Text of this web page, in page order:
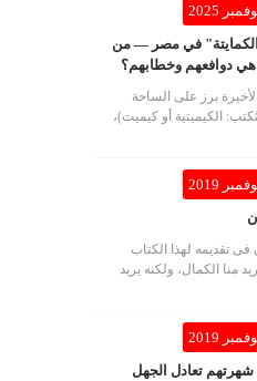
في مصر — من
دوافعهم وخطابهم؟
برز على الساحة
الكيميتية أو كيميت)،
فى تقديمه لهذا الكتاب
منا الكمال، ولكنه يريد
شهرتهم تعادل الجهل